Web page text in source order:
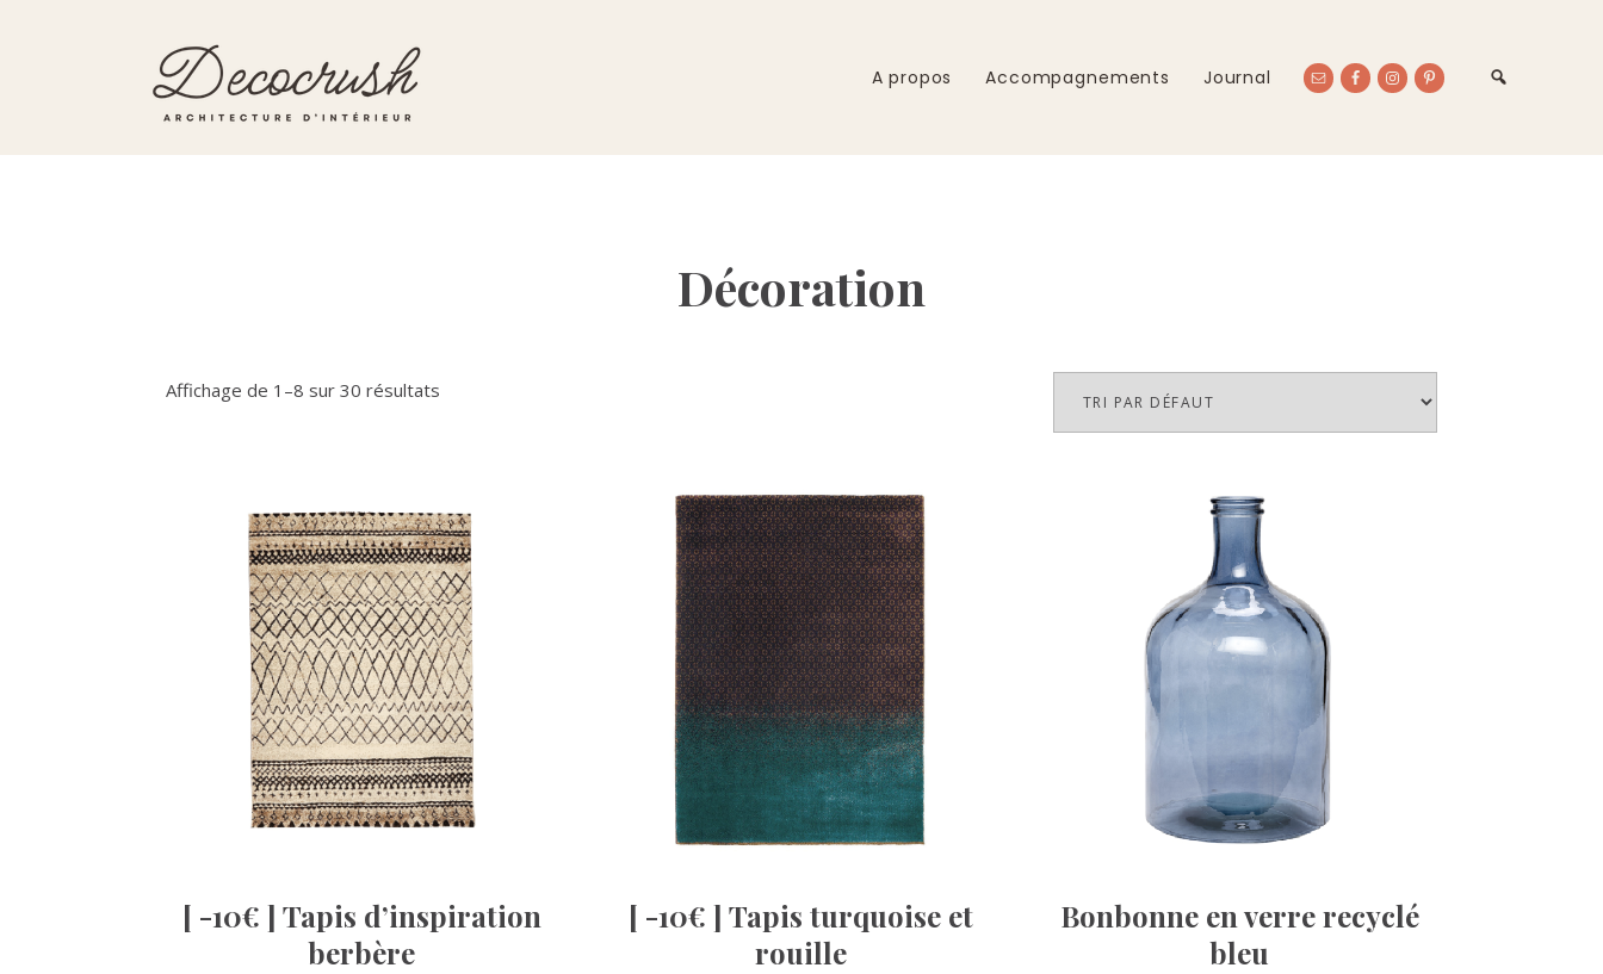
A propos Accompagnements Journal
Décoration
Affichage de 1–8 sur 30 résultats
[ -10€ ] Tapis d’inspiration
berbère
[ -10€ ] Tapis turquoise et
rouille
Bonbonne en verre recyclé
bleu